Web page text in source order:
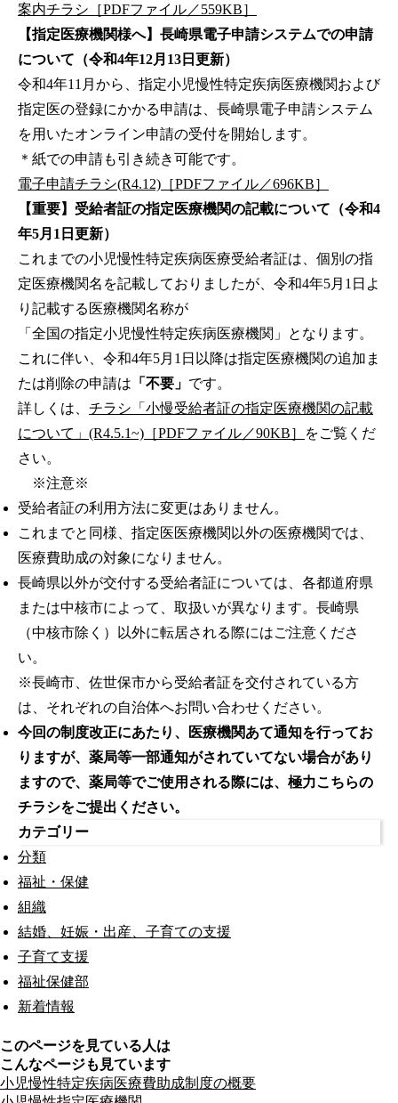
案内チラシ［PDFファイル／559KB］
【指定医療機関様へ】長崎県電子申請システムでの申請
について（令和4年12月13日更新）
令和4年11月から、指定小児慢性特定疾病医療機関および
指定医の登録にかかる申請は、長崎県電子申請システム
を用いたオンライン申請の受付を開始します。
＊紙での申請も引き続き可能です。
電子申請チラシ(R4.12)［PDFファイル／696KB］
【重要】受給者証の指定医療機関の記載について（令和4
年5月1日更新）
これまでの小児慢性特定疾病医療受給者証は、個別の指
定医療機関名を記載しておりましたが、令和4年5月1日よ
り記載する医療機関名称が
「全国の指定小児慢性特定疾病医療機関」となります。
これに伴い、令和4年5月1日以降は指定医療機関の追加ま
たは削除の申請は 「不要」 です。
詳しくは、 チラシ「小慢受給者証の指定医療機関の記載
について」(R4.5.1~)［PDFファイル／90KB］
をご覧くだ
さい。
※注意※
受給者証の利用方法に変更はありません。
これまでと同様、指定医医療機関以外の医療機関では、
医療費助成の対象になりません。
長崎県以外が交付する受給者証については、各都道府県
または中核市によって、取扱いが異なります。長崎県
（中核市除く）以外に転居される際にはご注意くださ
い。
※長崎市、佐世保市から受給者証を交付されている方
は、それぞれの自治体へお問い合わせください。
今回の制度改正にあたり、医療機関あて通知を行ってお
りますが、薬局等一部通知がされていてない場合があり
ますので、薬局等でご使用される際には、極力こちらの
チラシをご提出ください。
カテゴリー
分類
福祉・保健
組織
結婚、妊娠・出産、子育ての支援
子育て支援
福祉保健部
新着情報
このページを見ている人は
こんなページも見ています
小児慢性特定疾病医療費助成制度の概要